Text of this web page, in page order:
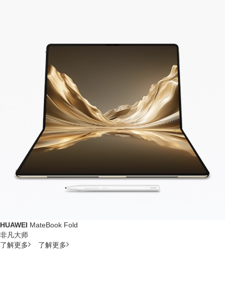
HUAWEI MateBook Fold
非凡大师
了解更多
了解更多